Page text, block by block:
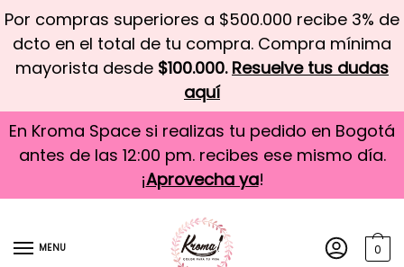
Por compras superiores a $500.000 recibe 3% de
dcto en el total de tu compra. Compra mínima
mayorista desde $100.000. Resuelve tus dudas
aquí
En Kroma Space si realizas tu pedido en Bogotá
antes de las 12:00 pm. recibes ese mismo día.
¡Aprovecha ya!
MENU 0